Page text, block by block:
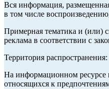
Вся информация,
в том числе
Примерная тематика и (или)
реклама в соответствии с
Территория
На информационном ресурсе
относящихся к